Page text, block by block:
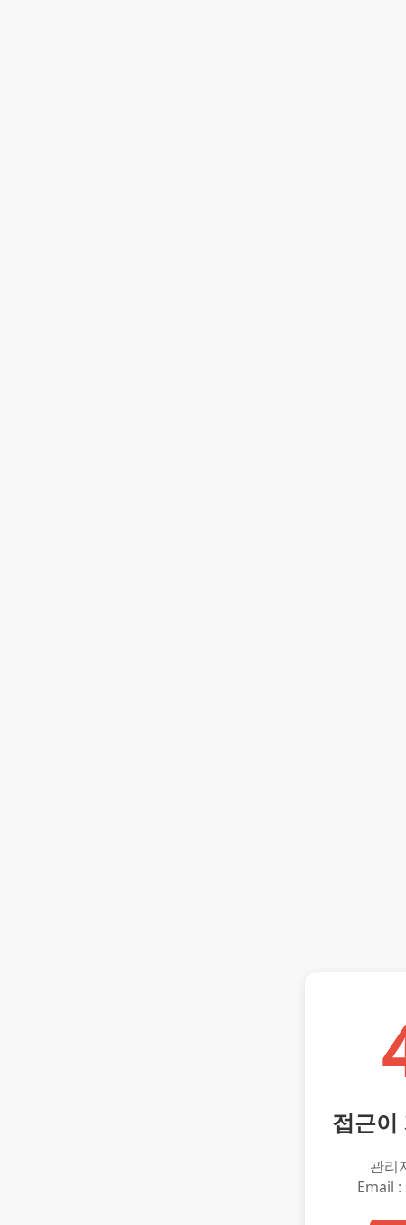
접근이
관리
Email